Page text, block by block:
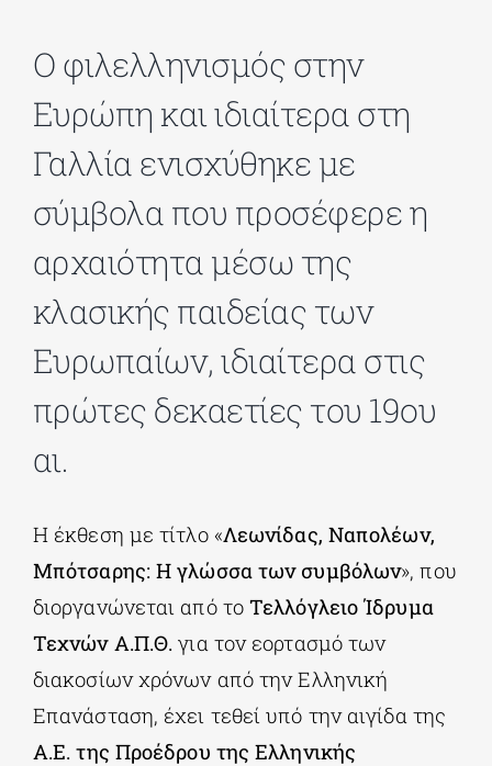
ΔΙΔΑΚΤΟΡΙΚΑ
ΕΚΠΑΙΔΕΥΤΙΚΑ ΙΔΡΥΜΑΤΑ
ΠΟΛΙΤΙΣΤΙΚΟΙ ΦΟΡΕΙΣ
ΧΩΡΟΙ ΤΕΧΝΗΣ
ΔΗΜΟΙ
ΕΚΔΗΛΩΣΕΙΣ
Ο φιλελληνισμός στην
Ευρώπη και ιδιαίτερα στη
Γαλλία ενισχύθηκε με
σύμβολα που προσέφερε η
αρχαιότητα μέσω της
κλασικής παιδείας των
Ευρωπαίων, ιδιαίτερα στις
πρώτες δεκαετίες του 19ου
αι.
Η έκθεση με τίτλο «Λεωνίδας, Ναπολέων,
Μπότσαρης: Η γλώσσα των συμβόλων», που
διοργανώνεται από τοΤελλόγλειο Ίδρυμα
Τεχνών Α.Π.Θ. για τον εορτασμό των
διακοσίων χρόνων από την Ελληνική
Επανάσταση, έχει τεθεί υπό την αιγίδα της
Α.Ε. της Προέδρου της Ελληνικής